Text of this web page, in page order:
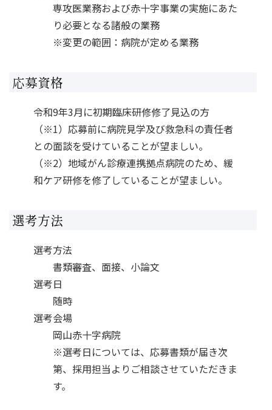
専攻医業務および赤十字事業の実施にあた
り必要となる諸般の業務
※変更の範囲：病院が定める業務
応募資格
令和9年3月に初期臨床研修修了見込の方
（※1）応募前に病院見学及び救急科の責任者
との面談を受けていることが望ましい。
（※2）地域がん診療連携拠点病院のため、緩
和ケア研修を修了していることが望ましい。
選考方法
選考方法
書類審査、面接、小論文
選考日
随時
選考会場
岡山赤十字病院
※選考日については、応募書類が届き次
第、採用担当よりご相談させていただきま
す。